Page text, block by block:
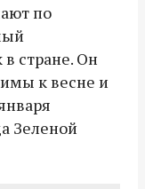
по
стране. Он
к весне и
Зеленой